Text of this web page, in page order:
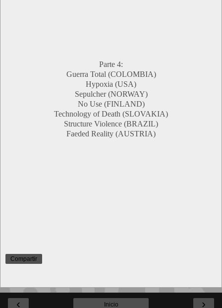
Parte 4:
Guerra Total (COLOMBIA)
Hypoxia (USA)
Sepulcher (NORWAY)
No Use (FINLAND)
Technology of Death (SLOVAKIA)
Structure Violence (BRAZIL)
Faeded Reality (AUSTRIA)
Compartir
‹ ›
Inicio